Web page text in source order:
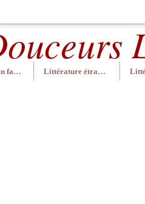
Bit-Lit & Urban fantasy Littérature étrangère